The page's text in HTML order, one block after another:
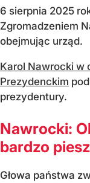
6 sierpnia 2025
Zgromadzeniem
obejmując urząd.
Karol Nawrocki w
Prezydenckim
prezydentury.
Nawrocki:
bardzo
Głowa państwa